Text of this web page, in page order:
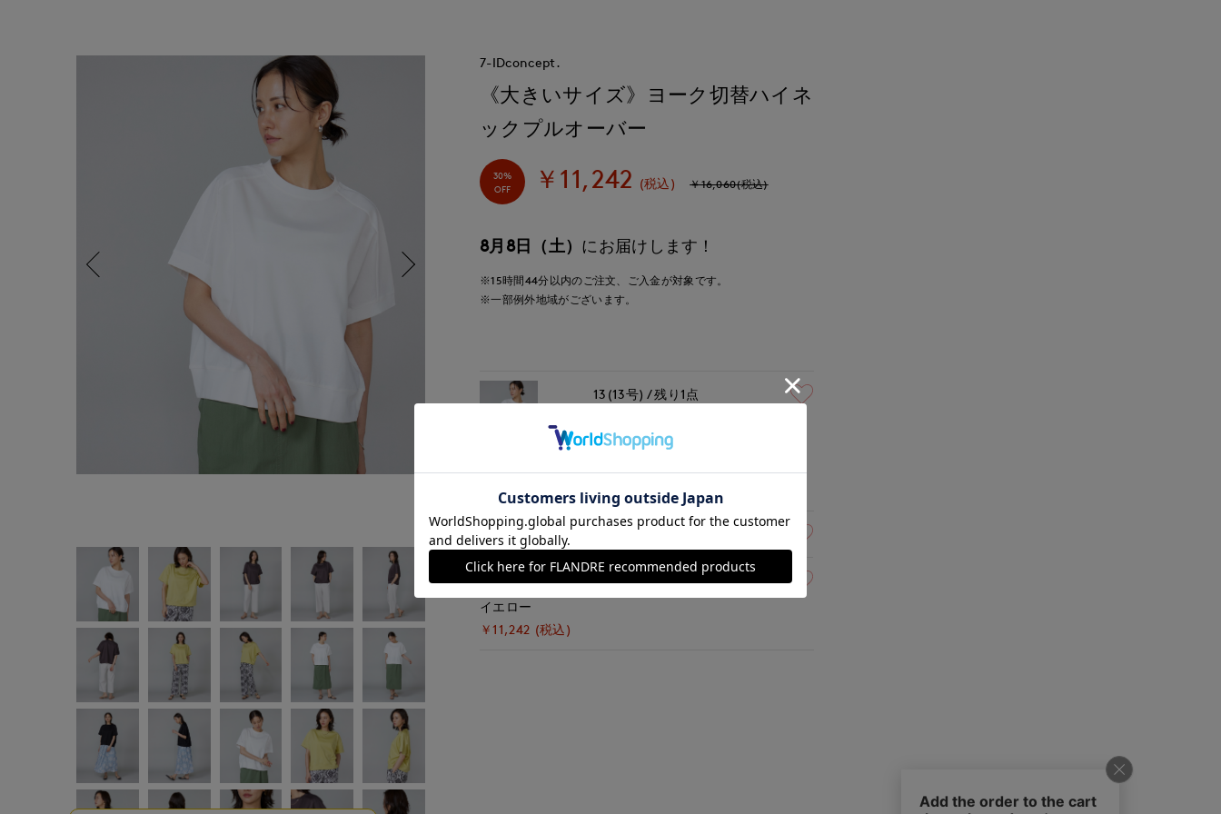
7-IDconcept.
《大きいサイズ》ヨーク切替ハイネ
ックプルオーバー
30%
OFF
￥11,242 (税込) ￥16,060(税込)
8月8日（土） にお届けします！
※15時間44分以内のご注文、ご入金が対象です。
※一部例外地域がございます。
￥11,242 (税込)
13(13号) 残り1点
イエロー
￥11,242 (税込)
13(13号)
15(15号) 残り1点